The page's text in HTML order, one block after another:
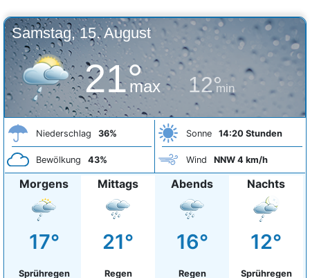
Samstag, 15. August
21°
max 12°
min
Niederschlag 36%
Bewölkung 43%
Sonne 14:20 Stunden
Wind NNW 4 km/h
Morgens
17°
Sprühregen
Mittags
21°
Regen
Abends
16°
Regen
Nachts
12°
Sprühregen